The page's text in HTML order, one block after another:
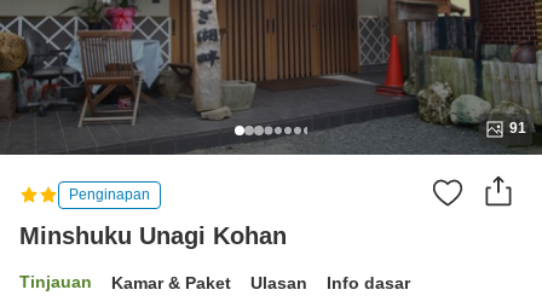
91
Penginapan
Minshuku Unagi Kohan
Tinjauan Kamar & Paket Ulasan Info dasar